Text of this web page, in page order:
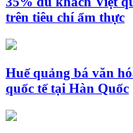
trên tiêu chí ẩm thực
Huế quảng bá văn
quốc tế tại Hàn Quốc